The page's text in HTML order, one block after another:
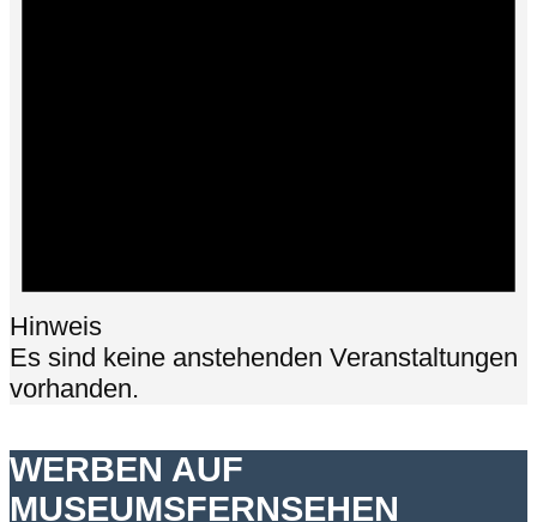
Hinweis
Es sind keine anstehenden Veranstaltungen
vorhanden.
WERBEN AUF
MUSEUMSFERNSEHEN